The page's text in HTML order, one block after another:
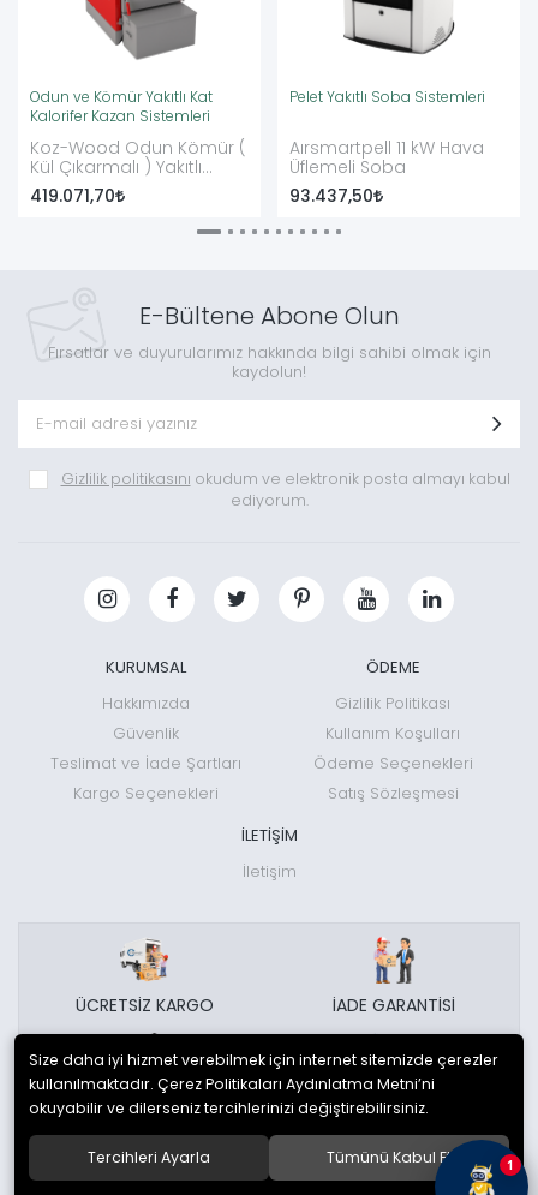
1
Odun ve Kömür Yakıtlı Kat
Kalorifer Kazan Sistemleri
Koz-Wood Odun Kömür (
Kül Çıkarmalı ) Yakıtlı
Kazan
419.071,70
Pelet Yakıtlı Soba Sistemleri
Aırsmartpell 11 kW Hava
Üflemeli Soba
93.437,50
E-Bültene Abone Olun
Fırsatlar ve duyurularımız hakkında bilgi sahibi olmak için
kaydolun!
Gizlilik politikasını okudum ve elektronik posta almayı kabul
ediyorum.
KURUMSAL
Hakkımızda
Güvenlik
Teslimat ve İade Şartları
Kargo Seçenekleri
ÖDEME
Gizlilik Politikası
Kullanım Koşulları
Ödeme Seçenekleri
Satış Sözleşmesi
İLETİŞİM
İletişim
ÜCRETSİZ KARGO İADE GARANTİSİ
GÜVENLİ ALIŞVERİŞ MÜŞTERİ HİZMETLERİ
Size daha iyi hizmet verebilmek için internet sitemizde çerezler
kullanılmaktadır. Çerez Politikaları Aydınlatma Metni’ni
okuyabilir ve dilerseniz tercihlerinizi değiştirebilirsiniz.
Tercihleri Ayarla Tümünü Kabul Et